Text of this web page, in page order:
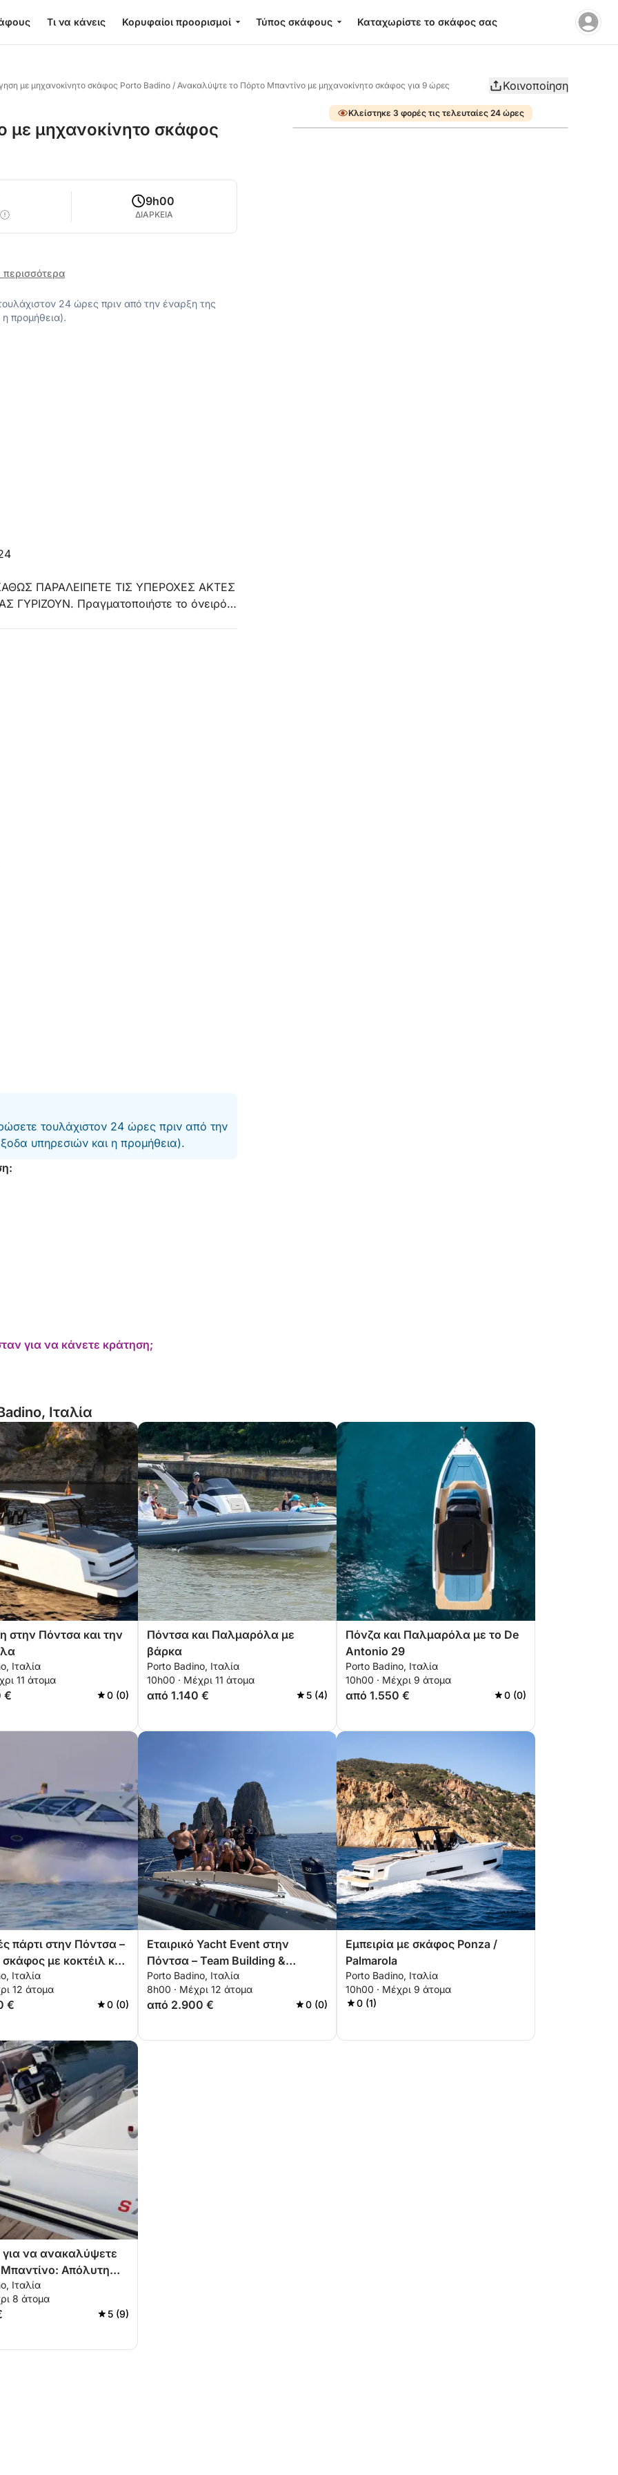
Τι να κάνεις Κορυφαίοι προορισμοί Τύπος σκάφους Καταχωρίστε το σκάφος σας
με μηχανοκίνητο σκάφος Porto Badino / Ανακαλύψτε το Πόρτο Μπαντίνο με μηχανοκίνητο σκάφος για 9 ώρες Κοινοποίηση
με μηχανοκίνητο σκάφος
9h00
ΔΙΑΡΚΕΙΑ
24 ώρες πριν από την έναρξη της
προμήθεια).
ΠΑΡΑΛΕΙΠΕΤΕ ΤΙΣ ΥΠΕΡΟΧΕΣ ΑΚΤΕΣ
Πραγματοποιήστε το όνειρό
38, το οποίο διατηρείται σε άριστη
άνετους, ήσυχους και γρήγορους, με
πιλότο.
ΝΙΠΤΗΡΑ, ΦΟΥΡΝΟ ΜΙΚΡΟΚΥΜΑΤΩΝ
ΝΤΟΥΣ
ΓΕΝΙΑΣ ΡΑΔΙΟΦΩΝΟ
ΤΙΚ
τουλάχιστον 24 ώρες πριν από την
υπηρεσιών και η προμήθεια).
για να κάνετε κράτηση;
Κλείστηκε 3 φορές τις τελευταίες 24 ώρες
Ιταλία
στην Πόντσα και την
Ιταλία
11 άτομα
€ 0 (0)
Πόντσα και Παλμαρόλα με
βάρκα
Porto Badino, Ιταλία
10h00 · Μέχρι 11 άτομα
από 1.140 € 5 (4)
Πόνζα και Παλμαρόλα με το De
Antonio 29
Porto Badino, Ιταλία
10h00 · Μέχρι 9 άτομα
από 1.550 € 0 (0)
πάρτι στην Πόντσα –
με κοκτέιλ και
Ιταλία
12 άτομα
€ 0 (0)
Εταιρικό Yacht Event στην
Πόντσα – Team Building &
Πολυτελής Χαλάρωση
Porto Badino, Ιταλία
8h00 · Μέχρι 12 άτομα
από 2.900 € 0 (0)
Εμπειρία με σκάφος Ponza /
Palmarola
Porto Badino, Ιταλία
10h00 · Μέχρι 9 άτομα
0 (1)
να ανακαλύψετε
Απόλυτη
ιταλικό γαλάζιο
Ιταλία
8 άτομα
5 (9)